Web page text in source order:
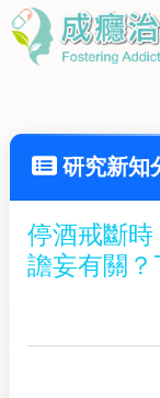
研究新知
停酒戒斷
譫妄有關